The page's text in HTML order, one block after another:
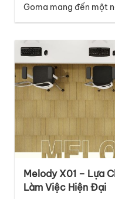
Goma mang đến một
Mousse-1 nằm ở thiết
dọc đan xen…
Melody X01 – Lựa
Làm Việc Hiện Đại